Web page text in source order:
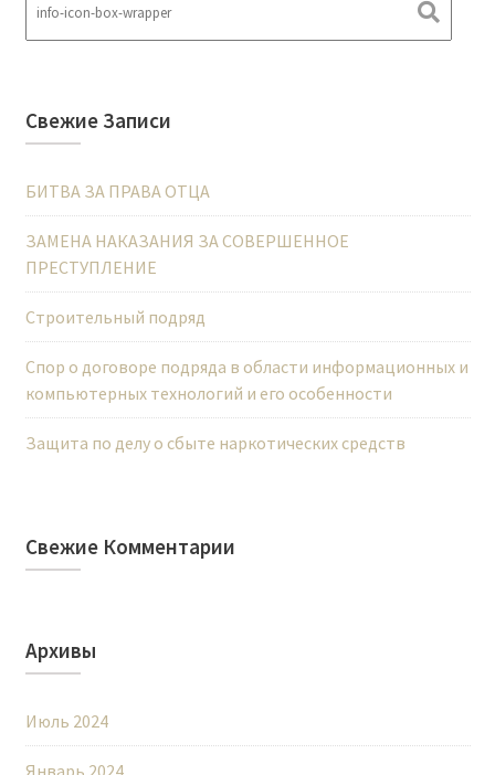
Свежие Записи
БИТВА ЗА ПРАВА ОТЦА
ЗАМЕНА НАКАЗАНИЯ ЗА СОВЕРШЕННОЕ
ПРЕСТУПЛЕНИЕ
Строительный подряд
Спор о договоре подряда в области информационных и
компьютерных технологий и его особенности
Защита по делу о сбыте наркотических средств
Свежие Комментарии
Архивы
Июль 2024
Январь 2024